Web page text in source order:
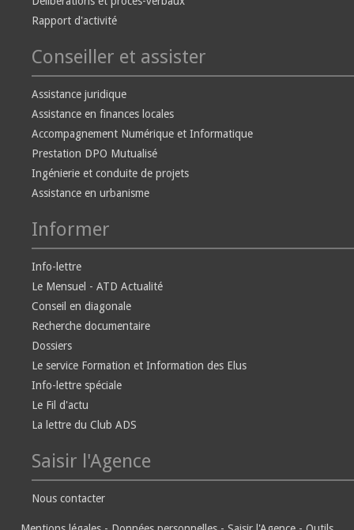
Rapport d'activité
Conseiller et assister
Assistance juridique
Assistance en finances locales
Accompagnement Numérique et Informatique
Prestation DPO Mutualisé
Ingénierie et conduite de projets
Assistance en urbanisme
Informer
Info-lettre
Le Mensuel - ATD Actualité
Conseil en diagonale
Recherche documentaire
Dossiers
Le service Formation et Information des Elus
Info-lettre spéciale
Le Fil d'actu
La lettre du Club ADS
Saisir l'Agence
Nous contacter